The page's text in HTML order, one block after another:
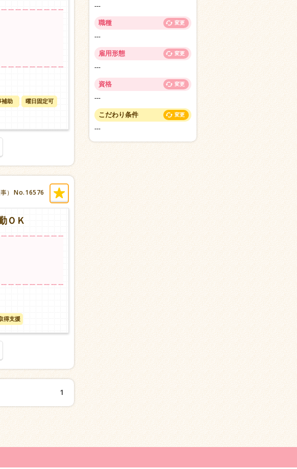
補助 曜日固定可
） No.16576
ＯＫ
得支援
1
---
職種 変更
---
雇用形態 変更
---
資格 変更
---
こだわり条件 変更
---